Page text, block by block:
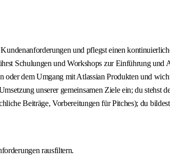
und pflegst einen
Schulungen und Workshops zur Einführung
oder dem Umgang mit Atlassian Produkten und
unserer gemeinsamen Ziele ein; du
Beiträge, Vorbereitungen für Pitches); du
rausfiltern.